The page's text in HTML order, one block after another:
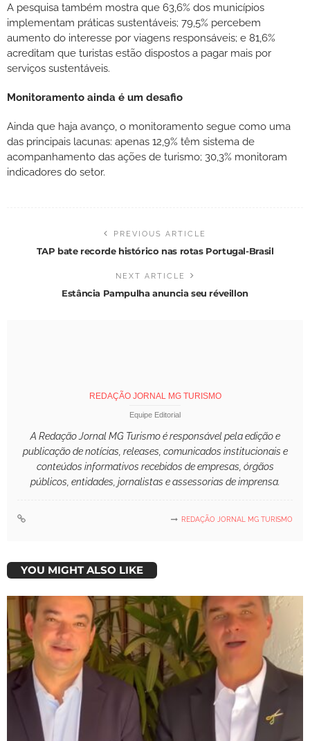
A pesquisa também mostra que 63,6% dos municípios
implementam práticas sustentáveis; 79,5% percebem
aumento do interesse por viagens responsáveis; e 81,6%
acreditam que turistas estão dispostos a pagar mais por
serviços sustentáveis.
Monitoramento ainda é um desafio
Ainda que haja avanço, o monitoramento segue como uma
das principais lacunas: apenas 12,9% têm sistema de
acompanhamento das ações de turismo; 30,3% monitoram
indicadores do setor.
PREVIOUS ARTICLE
TAP bate recorde histórico nas rotas Portugal-Brasil
NEXT ARTICLE
Estância Pampulha anuncia seu réveillon
REDAÇÃO JORNAL MG TURISMO
Equipe Editorial
A Redação Jornal MG Turismo é responsável pela edição e
publicação de notícias, releases, comunicados institucionais e
conteúdos informativos recebidos de empresas, órgãos
públicos, entidades, jornalistas e assessorias de imprensa.
REDAÇÃO JORNAL MG TURISMO
YOU MIGHT ALSO LIKE